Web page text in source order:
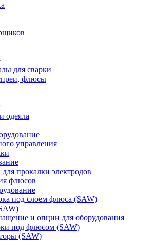
для сварки
флюсы
одеяла
управления
прокалки электродов
флюсов
под слоем флюса (SAW)
и опции для оборудования
под флюсом (SAW)
(SAW)